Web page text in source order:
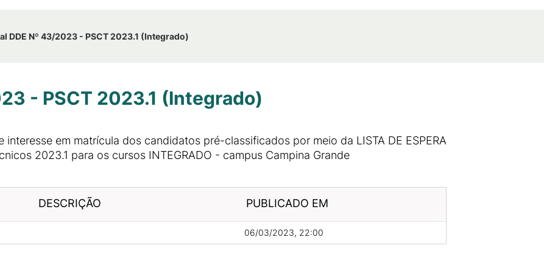
DDE Nº 43/2023 - PSCT 2023.1 (Integrado)
- PSCT 2023.1 (Integrado)
interesse em matrícula dos candidatos pré-classificados por meio da LISTA DE ESPERA
2023.1 para os cursos INTEGRADO - campus Campina Grande
DESCRIÇÃO PUBLICADO EM
06/03/2023, 22:00